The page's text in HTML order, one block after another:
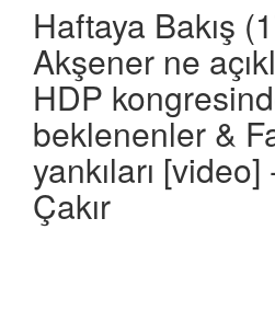
Haftaya Bakış
Akşener ne
HDP
beklenenler &
yankıları
Çakır